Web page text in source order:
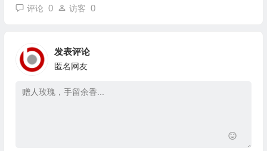
评论 0 访客 0
发表评论
匿名网友